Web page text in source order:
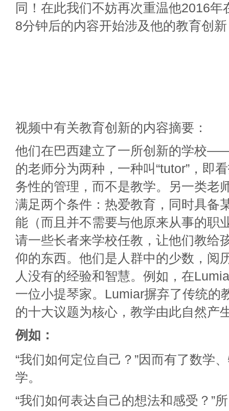
同！在此我们不妨再次重温他2016年
8分钟后的内容开始涉及他的教育创
视频中有关教育创新的内容摘要：
他们在巴西建立了一所创新的学校
的老师分为两种，一种叫“tutor”，即
务性的管理，而不是教学。另一类老
满足两个条件：热爱教育，同时具备
能（而且并不需要与他原来从事的职
请一些长者来学校任教，让他们教给
仰的东西。他们是人群中的少数，阅
人没有的经验和智慧。例如，在
一位小提琴家。Lumiar摒弃了传统的
的十大议题为核心，教学由此自然产
例如：
“我们如何定位自己？”因而有了数学
学。
“我们如何表达自己的想法和感受？”